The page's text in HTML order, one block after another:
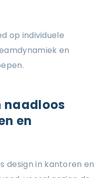
op individuele
en
naadloos
en
design in kantoren en